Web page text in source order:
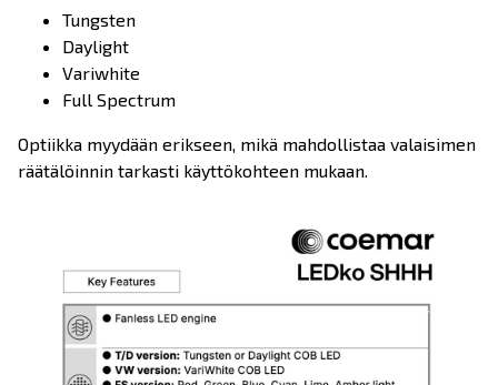
Tungsten
Daylight
Variwhite
Full Spectrum
Optiikka myydään erikseen, mikä mahdollistaa valaisimen
räätälöinnin tarkasti käyttökohteen mukaan.